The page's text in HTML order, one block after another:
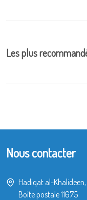
Les plus
Nous contacter
Hadiqat al-Khalideen,
Boîte postale 11675